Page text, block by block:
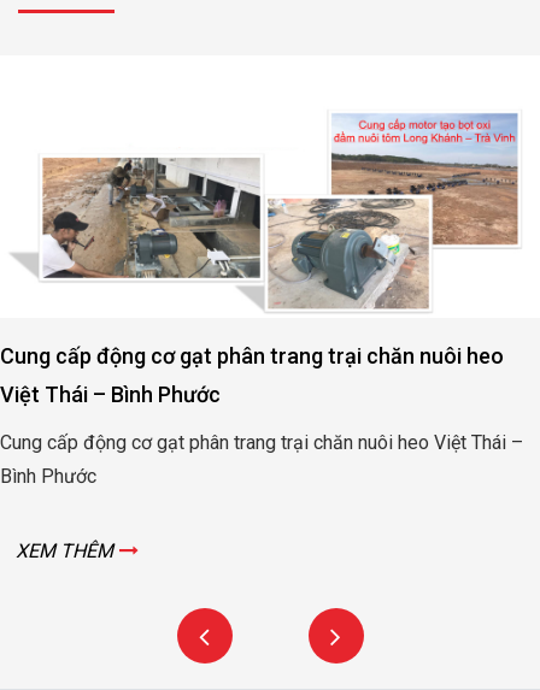
Cung cấp động cơ gạt phân trang trại chăn nuôi heo
Việt Thái – Bình Phước
Cung cấp động cơ gạt phân trang trại chăn nuôi heo Việt Thái –
Bình Phước
XEM THÊM